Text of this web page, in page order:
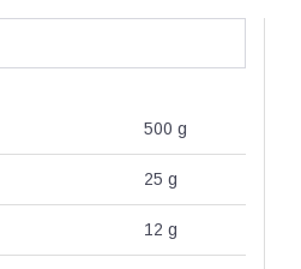
500 g
25 g
12 g